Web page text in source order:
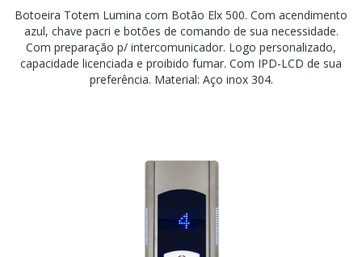
Botoeira Totem Lumina com Botão Elx 500. Com acendimento
azul, chave pacri e botões de comando de sua necessidade.
Com preparação p/ intercomunicador. Logo personalizado,
capacidade licenciada e proibido fumar. Com IPD-LCD de sua
preferência. Material: Aço inox 304.